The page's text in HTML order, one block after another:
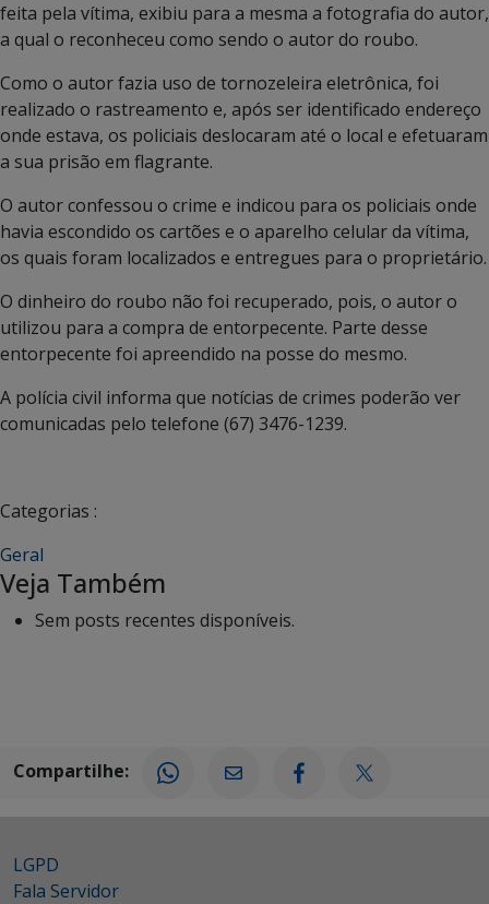
feita pela vítima, exibiu para a mesma a fotografia do autor,
a qual o reconheceu como sendo o autor do roubo.
Como o autor fazia uso de tornozeleira eletrônica, foi
realizado o rastreamento e, após ser identificado endereço
onde estava, os policiais deslocaram até o local e efetuaram
a sua prisão em flagrante.
O autor confessou o crime e indicou para os policiais onde
havia escondido os cartões e o aparelho celular da vítima,
os quais foram localizados e entregues para o proprietário.
O dinheiro do roubo não foi recuperado, pois, o autor o
utilizou para a compra de entorpecente. Parte desse
entorpecente foi apreendido na posse do mesmo.
A polícia civil informa que notícias de crimes poderão ver
comunicadas pelo telefone (67) 3476-1239.
Categorias :
Geral
Veja Também
Sem posts recentes disponíveis.
Compartilhe:
LGPD
Fala Servidor